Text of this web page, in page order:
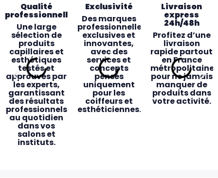
Qualité
professionnelle
Une large
sélection de
produits
capillaires et
esthétiques
testés et
approuvés par
les experts,
garantissant
des résultats
professionnels
au quotidien
dans vos
salons et
instituts.
Exclusivité
Des marques
professionnelles
exclusives et
innovantes,
avec des
services et
concepts
pensés
uniquement
pour les
coiffeurs et
esthéticiennes.
Livraison
express
24h/48h
Profitez d’une
livraison
rapide partout
en France
métropolitaine
pour ne jamais
manquer de
produits dans
votre activité.